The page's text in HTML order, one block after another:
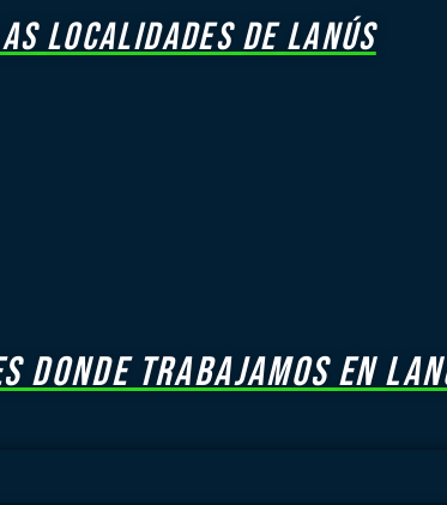
LOCALIDADES DE LANÚS
DONDE TRABAJAMOS EN